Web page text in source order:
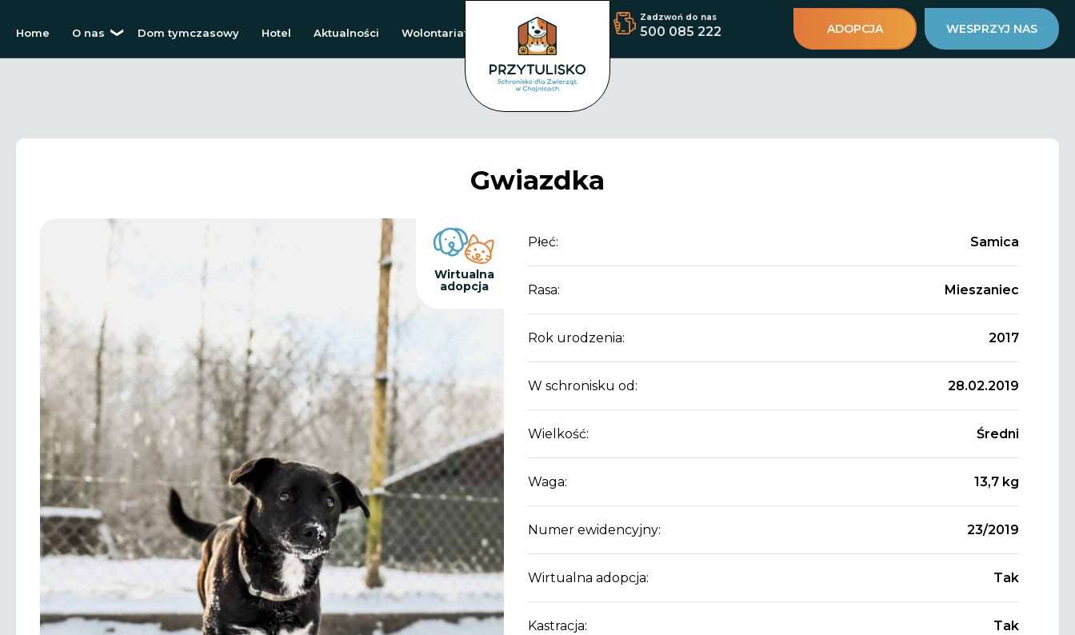
Home O nas Dom tymczasowy Hotel Aktualności Wolontariat
Zadzwoń do nas
500 085 222 ADOPCJA WESPRZYJ NAS
Gwiazdka
Wirtualna
adopcja
Płeć: Samica
Rasa: Mieszaniec
Rok urodzenia: 2017
W schronisku od: 28.02.2019
Wielkość: Średni
Waga: 13,7 kg
Numer ewidencyjny: 23/2019
Wirtualna adopcja: Tak
Kastracja: Tak